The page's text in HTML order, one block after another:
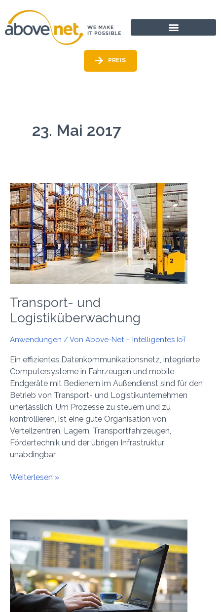
Inhalt
PREIS
23. Mai 2017
Transport- und
Logistiküberwachung
Anwendungen / Von Above-Net – Intelligentes IoT
Ein effizientes Datenkommunikationsnetz, integrierte
Computersysteme in Fahrzeugen und mobile
Endgeräte mit Bedienern im Außendienst sind für den
Betrieb von Transport- und Logistikunternehmen
unerlässlich. Um Prozesse zu steuern und zu
kontrollieren, ist eine gute Organisation von
Verteilzentren, Lagern, Transportfahrzeugen,
Fördertechnik und der übrigen Infrastruktur
unabdingbar
Transport-
und
Logistiküberwachung
Weiterlesen »
Großflächiges
WLAN